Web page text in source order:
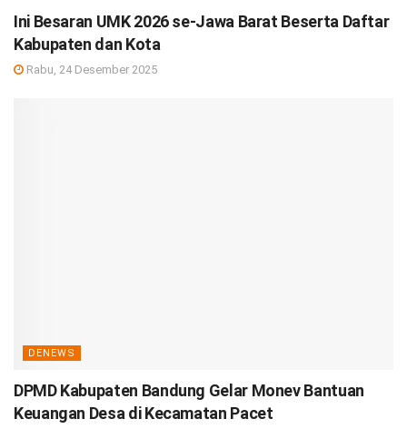
Ini Besaran UMK 2026 se-Jawa Barat Beserta Daftar
Kabupaten dan Kota
Rabu, 24 Desember 2025
DENEWS
DPMD Kabupaten Bandung Gelar Monev Bantuan
Keuangan Desa di Kecamatan Pacet